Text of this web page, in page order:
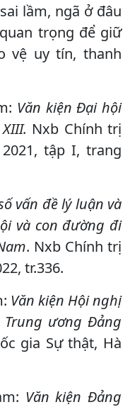
lầm, ngã ở đâu
trọng để giữ
vệ uy tín, thanh
Văn kiện Đại hội
Nxb Chính trị
tập I, trang
vấn đề lý luận và
và con đường đi
. Nxb Chính trị
tr.336.
Văn kiện Hội nghị
ương Đảng
gia Sự thật, Hà
Văn kiện Đảng